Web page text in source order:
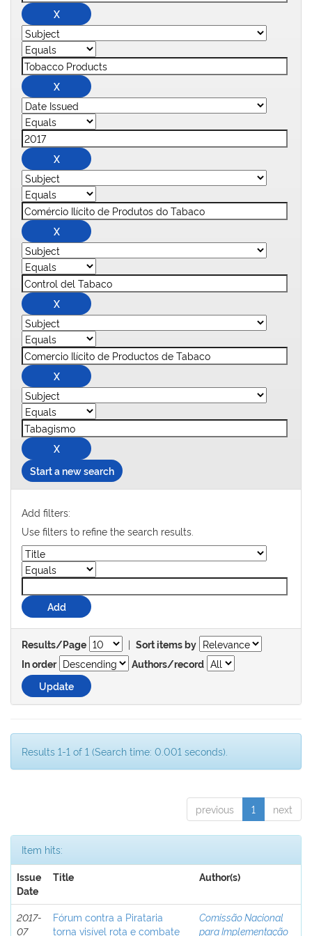
Start a new search
Add filters:
Use filters to refine the search results.
Results/Page | Sort items by
In order
Authors/record
Results 1-1 of 1 (Search time: 0.001 seconds).
previous 1 next
Item hits:
Issue
Date
Title Author(s)
2017-
07
Fórum contra a Pirataria
torna visível rota e combate
Comissão Nacional
para Implementação